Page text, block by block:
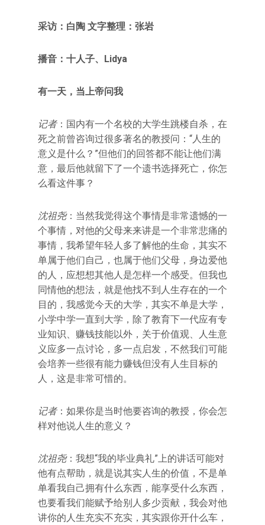
采访：白陶 文字整理：张岩
播音：十人子、Lidya
有一天，当上帝问我
记者：国内有一个名校的大学生跳楼自杀，在
死之前曾咨询过很多著名的教授问：“人生的
意义是什么？”但他们的回答都不能让他们满
意，最后他就留下了一个遗书选择死亡，你怎
么看这件事？
沈祖尧：当然我觉得这个事情是非常遗憾的一
个事情，对他的父母来来讲是一个非常悲痛的
事情，我希望年轻人多了解他的生命，其实不
单属于他们自己，也属于他们父母，身边爱他
的人，应想想其他人是怎样一个感受。但我也
同情他的想法，就是他找不到人生存在的一个
目的，我感觉今天的大学，其实不单是大学，
小学中学一直到大学，除了教育下一代应有专
业知识、赚钱技能以外，关于价值观、人生意
义应多一点讨论，多一点启发，不然我们可能
会培养一些很有能力赚钱但没有人生目标的
人，这是非常可惜的。
记者：如果你是当时他要咨询的教授，你会怎
样对他说人生的意义？
沈祖尧：我想“我的毕业典礼”上的讲话可能对
他有点帮助，就是说其实人生的价值，不是单
单看我自己拥有什么东西，能享受什么东西，
也要看我们能赋予给别人多少贡献，我会对他
讲你的人生充实不充实，其实跟你开什么车，